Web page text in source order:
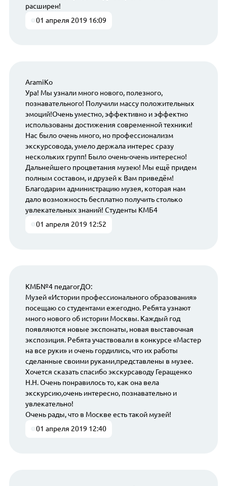
расширен!
01 апреля 2019 16:09
AramiKo
Ура! Мы узнали много нового, полезного,
познавательного! Получили массу положительных
эмоций!Очень уместно, эффективно и эффектно
использованы достижения современной техники!
Нас было очень много, но профессионализм
экскурсовода, умело держала интерес сразу
нескольких групп! Было очень-очень интересно!
Дальнейшего процветания музею! Мы ещё придем
полным составом, и друзей к Вам приведём!
Благодарим администрацию музея, которая нам
дало возможность бесплатно получить столько
увлекательных знаний! Студенты КМБ4
01 апреля 2019 12:52
КМБ№4 педагогДО:
Музей «Истории профессионального образования»
посещаю со студентами ежегодно. Ребята узнают
много нового об истории Москвы. Каждый год
появляются новые экспонаты, новая выставочная
экспозиция. Ребята участвовали в конкурсе «Мастер
на все руки» и очень гордились, что их работы
сделанные своими руками,представлены в музее.
Хочется сказать спасибо экскурсаводу Геращенко
Н.Н. Очень понравилось то, как она вела
экскурсию,очень интересно, познавательно и
увлекательно!
Очень рады, что в Москве есть такой музей!
01 апреля 2019 12:40